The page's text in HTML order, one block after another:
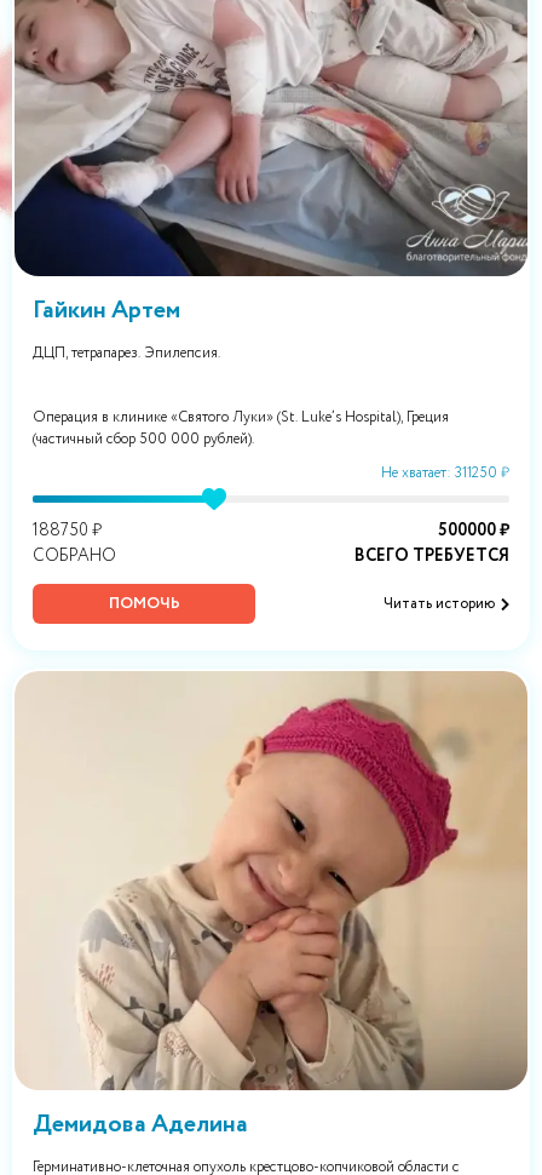
Гайкин Артем
ДЦП, тетрапарез. Эпилепсия.
Операция в клинике «Святого Луки» (St. Luke’s Hospital), Греция
(частичный сбор 500 000 рублей).
Не хватает: 311250 ₽
188750 ₽
СОБРАНО
500000 ₽
ВСЕГО ТРЕБУЕТСЯ
ПОМОЧЬ Читать историю
Демидова Аделина
Герминативно-клеточная опухоль крестцово-копчиковой области с